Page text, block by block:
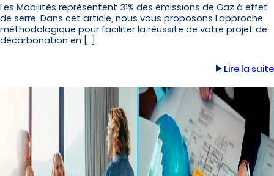
Les Mobilités représentent 31% des émissions de Gaz à effet
de serre. Dans cet article, nous vous proposons l’approche
méthodologique pour faciliter la réussite de votre projet de
décarbonation en […]
Lire la suite